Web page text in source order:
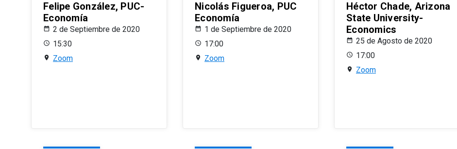
Felipe González, PUC-
Economía
2 de Septiembre de 2020
15:30
Zoom
Nicolás Figueroa, PUC
Economía
1 de Septiembre de 2020
17:00
Zoom
Héctor Chade, Arizona
State University-
Economics
25 de Agosto de 2020
17:00
Zoom